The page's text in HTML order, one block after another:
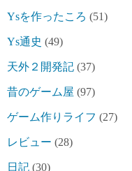
Ysを作ったころ (51)
Ys通史 (49)
天外２開発記 (37)
昔のゲーム屋 (97)
ゲーム作りライフ (27)
レビュー (28)
日記 (30)